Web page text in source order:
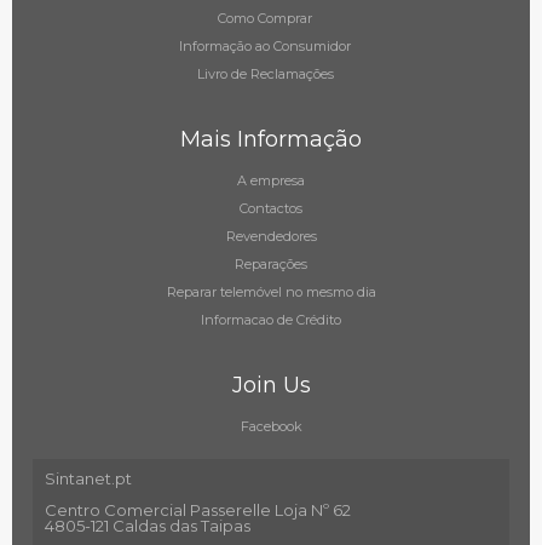
Como Comprar
Informação ao Consumidor
Livro de Reclamações
Mais Informação
A empresa
Contactos
Revendedores
Reparações
Reparar telemóvel no mesmo dia
Informacao de Crédito
Join Us
Facebook
Sintanet.pt
Centro Comercial Passerelle Loja Nº 62
4805-121 Caldas das Taipas